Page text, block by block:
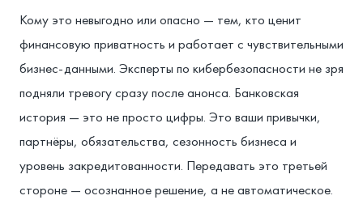
Кому это невыгодно или опасно — тем, кто ценит
финансовую приватность и работает с чувствительными
бизнес-данными. Эксперты по кибербезопасности не зря
подняли тревогу сразу после анонса. Банковская
история — это не просто цифры. Это ваши привычки,
партнёры, обязательства, сезонность бизнеса и
уровень закредитованности. Передавать это третьей
стороне — осознанное решение, а не автоматическое.